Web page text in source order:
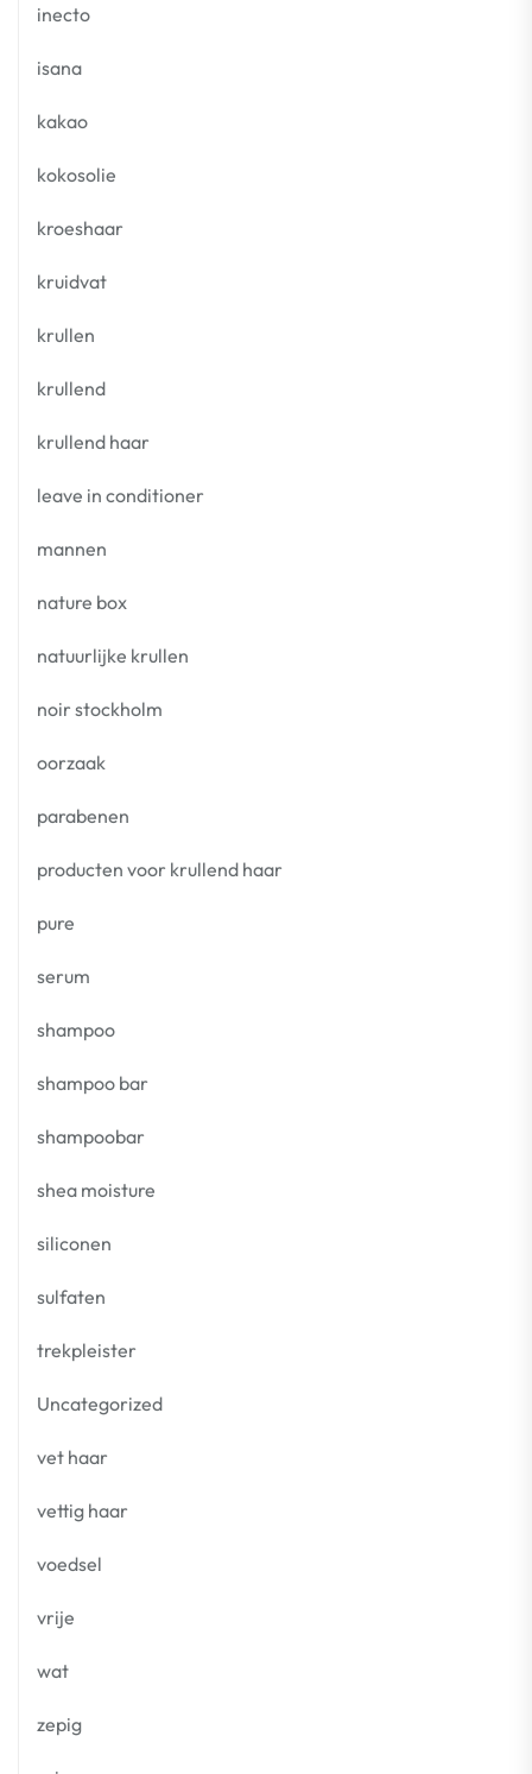
inecto
isana
kakao
kokosolie
kroeshaar
kruidvat
krullen
krullend
krullend haar
leave in conditioner
mannen
nature box
natuurlijke krullen
noir stockholm
oorzaak
parabenen
producten voor krullend haar
pure
serum
shampoo
shampoo bar
shampoobar
shea moisture
siliconen
sulfaten
trekpleister
Uncategorized
vet haar
vettig haar
voedsel
vrije
wat
zepig